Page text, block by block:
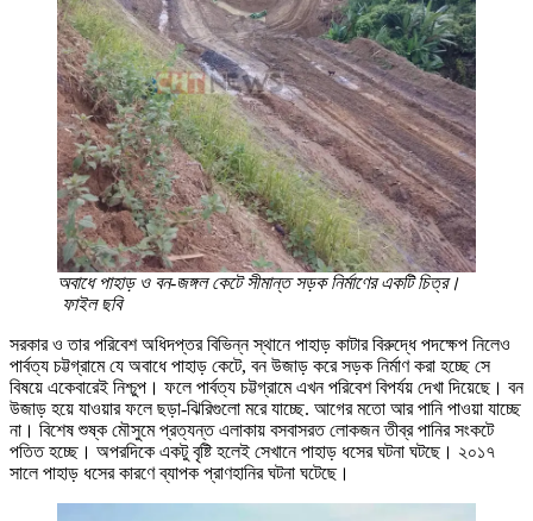
অবাধে পাহাড় ও বন-জঙ্গল কেটে সীমান্ত সড়ক নির্মাণের একটি চিত্র।
ফাইল ছবি
সরকার ও তার পরিবেশ অধিদপ্তর বিভিন্ন স্থানে পাহাড় কাটার বিরুদ্ধে পদক্ষেপ নিলেও
পার্বত্য চট্টগ্রামে যে অবাধে পাহাড় কেটে, বন উজাড় করে সড়ক নির্মাণ করা হচ্ছে সে
বিষয়ে একেবারেই নিশ্চুপ। ফলে পার্বত্য চট্টগ্রামে এখন পরিবেশ বিপর্যয় দেখা দিয়েছে। বন
উজাড় হয়ে যাওয়ার ফলে ছড়া-ঝিরিগুলো মরে যাচ্ছে. আগের মতো আর পানি পাওয়া যাচ্ছে
না। বিশেষ শুষ্ক মৌসুমে প্রত্যন্ত এলাকায় বসবাসরত লোকজন তীব্র পানির সংকটে
পতিত হচ্ছে। অপরদিকে একটু বৃষ্টি হলেই সেখানে পাহাড় ধসের ঘটনা ঘটছে। ২০১৭
সালে পাহাড় ধসের কারণে ব্যাপক প্রাণহানির ঘটনা ঘটেছে।